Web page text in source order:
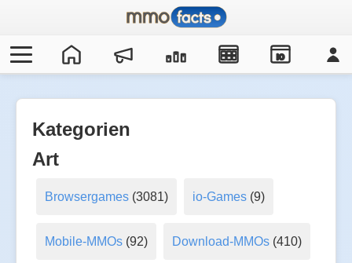
IO
Kategorien
Art
Browsergames(3081) io-Games (9)
Mobile-MMOs(92) Download-MMOs (410)